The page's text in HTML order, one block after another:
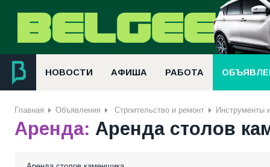
НОВОСТИ АФИША РАБОТА
Главная Объявления Строительство и ремонт Инструменты
Аренда: Аренда столов